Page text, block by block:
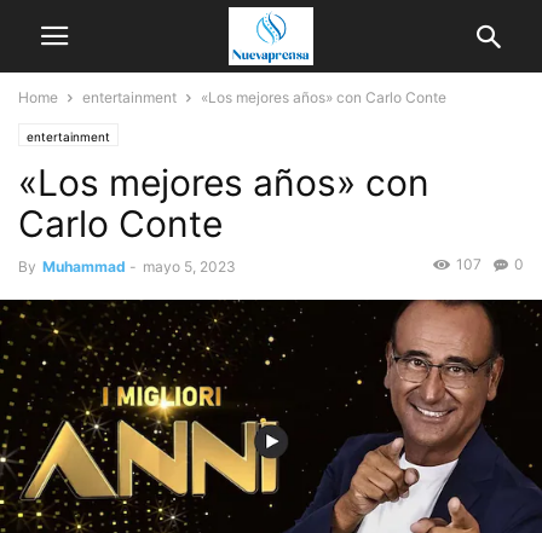
Home entertainment «Los mejores años» con Carlo Conte
entertainment
«Los mejores años» con
Carlo Conte
By Muhammad - mayo 5, 2023 0
107